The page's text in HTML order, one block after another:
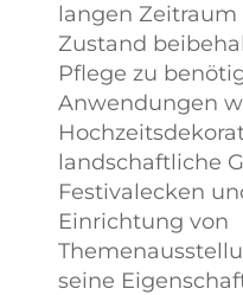
langen
Zustand
Pflege zu
Anwendungen
landschaftliche
Festivalecken
Einrichtung von
seine